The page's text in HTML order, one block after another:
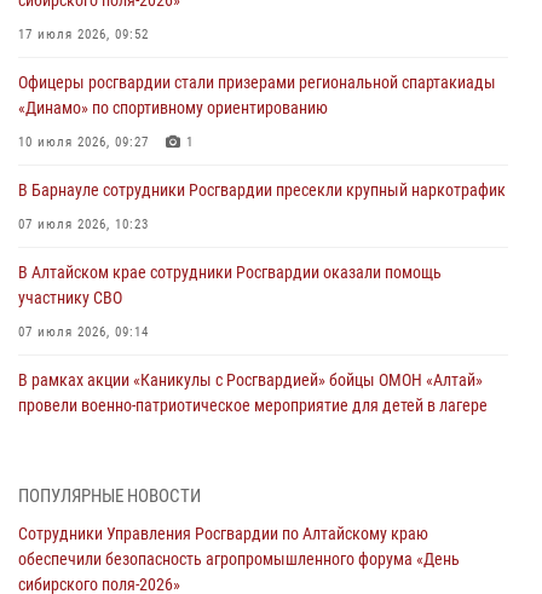
17 июля 2026, 09:52
Офицеры росгвардии стали призерами региональной спартакиады
«Динамо» по спортивному ориентированию
10 июля 2026, 09:27 1
В Барнауле сотрудники Росгвардии пресекли крупный наркотрафик
07 июля 2026, 10:23
В Алтайском крае сотрудники Росгвардии оказали помощь
участнику СВО
07 июля 2026, 09:14
В рамках акции «Каникулы с Росгвардией» бойцы ОМОН «Алтай»
провели военно-патриотическое мероприятие для детей в лагере
акции «Коробка храбрости»
ПОПУЛЯРНЫЕ НОВОСТИ
Сотрудники Управления Росгвардии по Алтайскому краю
обеспечили безопасность агропромышленного форума «День
сибирского поля-2026»